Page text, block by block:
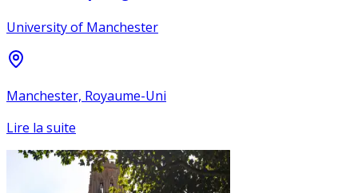
University of Manchester
Manchester, Royaume-Uni
Lire la suite